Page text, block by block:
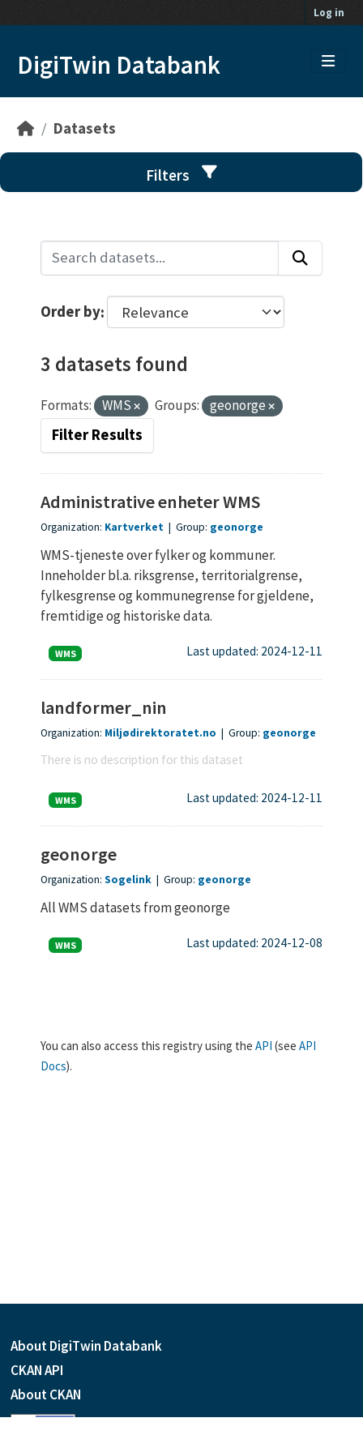
Log in
DigiTwin Databank
Datasets
Filters
Order by
3 datasets found
Formats: WMS Groups: geonorge
Filter Results
Administrative enheter WMS
Organization: Kartverket | Group: geonorge
WMS-tjeneste over fylker og kommuner.
Inneholder bl.a. riksgrense, territorialgrense,
fylkesgrense og kommunegrense for gjeldene,
fremtidige og historiske data.
WMS Last updated: 2024-12-11
landformer_nin
Organization: Miljødirektoratet.no | Group: geonorge
There is no description for this dataset
WMS Last updated: 2024-12-11
geonorge
Organization: Sogelink | Group: geonorge
All WMS datasets from geonorge
WMS Last updated: 2024-12-08
You can also access this registry using the API (see API
Docs).
About DigiTwin Databank
CKAN API
About CKAN